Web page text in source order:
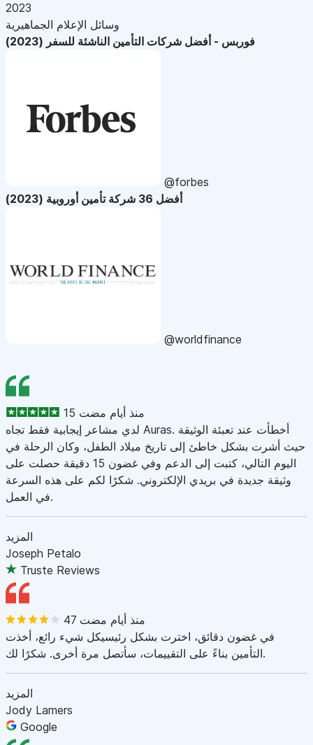
2023
وسائل الإعلام الجماهيرية
فوربس - أفضل شركات التأمين الناشئة للسفر (2023)
@forbes
أفضل 36 شركة تأمين أوروبية (2023)
@worldfinance
15 منذ أيام مضت
لدي مشاعر إيجابية فقط تجاه Auras. أخطأت عند تعبئة الوثيقة
حيث أشرت بشكل خاطئ إلى تاريخ ميلاد الطفل، وكان الرحلة في
اليوم التالي، كتبت إلى الدعم وفي غضون 15 دقيقة حصلت على
وثيقة جديدة في بريدي الإلكتروني. شكرًا لكم على هذه السرعة
في العمل.
المزيد
Joseph Petalo
Truste Reviews
47 منذ أيام مضت
في غضون دقائق، اخترت بشكل رئيسيكل شيء رائع، أخذت
التأمين بناءً على التقييمات، سأتصل مرة أخرى. شكرًا لك.
المزيد
Jody Lamers
Google